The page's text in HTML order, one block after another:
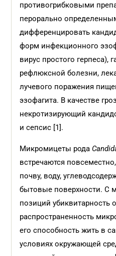
противогрибковыми
перорально
дифференцировать
форм инфекционного
вирус простого герпеса),
рефлюксной болезни,
лучевого поражения
эзофагита. В качестве
некротизирующий
и сепсис [1].
Микромицеты рода
встречаются
почву, воду,
бытовые поверхности. С
позиций убиквитарность
распространенность
его способность жить в
условиях окружающей